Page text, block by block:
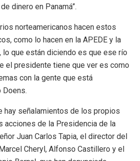
dinero en Panamá”.
norteamericanos hacen estos
como lo hacen en la APEDE y la
lo que están diciendo es que ese río
el presidente tiene que ver es como
con la gente que está
Doens.
hay señalamientos de los propios
acciones de la Presidencia de la
Juan Carlos Tapia, el director del
Cheryl, Alfonso Castillero y el